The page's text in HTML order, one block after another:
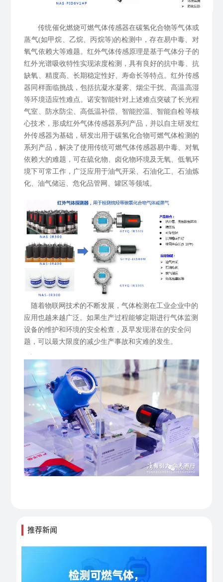
传统催化燃烧可燃气体传感器在碳氢化合物等气体或
蒸气(如甲烷、乙烷、丙烷等)的检测中，存在易中毒、对
氧气依赖大等难题。 红外气体传感原理是基于气体分子的
红外光谱吸收特性实现浓度检测，具有良好的抗中毒、抗
缺氧、精度高、长期稳定性好、寿命长等特点。红外传感
器同样面临挑战，包括抗凝水凝雾、烟尘干扰、高温高湿
等环境适应性难点。诺安智能针对上述难点突破了长光程
气室、防水防尘、高低温补偿、智能控温、智能自检等核
心技术，形成红外气体传感器系列产品，并以自主研发红
外传感器为基础，研发出用于碳氢化合物可燃气体检测的
系列产品，解决了使用传统可燃气体传感器易中毒、对氧
依赖大的难题，可在硫化物、卤化物环境及无氧、低氧环
境下可常工作， 广泛应用于油气开采、石油化工、石油炼
化、油气储运、危化品管网、罐区等领域。
随着物联网技术的不断发展，气体检测在工业企业中的
应用也越来越广泛。如果生产过程能够定期进行气体监测
设备的维护和环境的安全检查，及早发现潜在的安全问
题，可以最大限度的减少生产事故和灾难的发生。
推荐新闻